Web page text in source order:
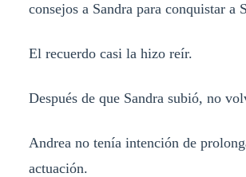
consejos a Sandra para conquistar a
El recuerdo casi la hizo reír.
Después de que Sandra subió, no
Andrea no tenía intención de
actuación.